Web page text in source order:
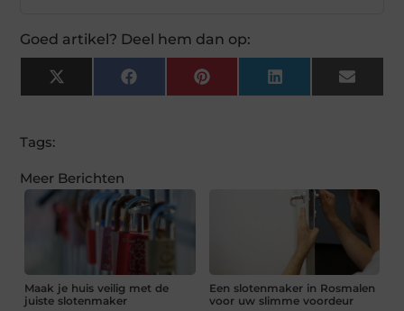
Goed artikel? Deel hem dan op:
X
(Twitter)
FacebookPinterest LinkedIn Email
Tags:
Meer Berichten
Maak je huis veilig met de
juiste slotenmaker
Een slotenmaker in Rosmalen
voor uw slimme voordeur